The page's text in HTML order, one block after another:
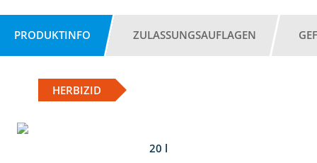
PRODUKTINFO ZULASSUNGSAUFLAGEN
HERBIZID
20 l